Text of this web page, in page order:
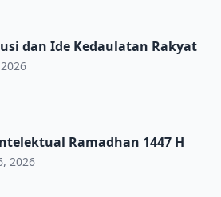
Rakyat
dan Ide Kedaulatan Rakyat
1447 H
Ramadhan 1447 H
2026